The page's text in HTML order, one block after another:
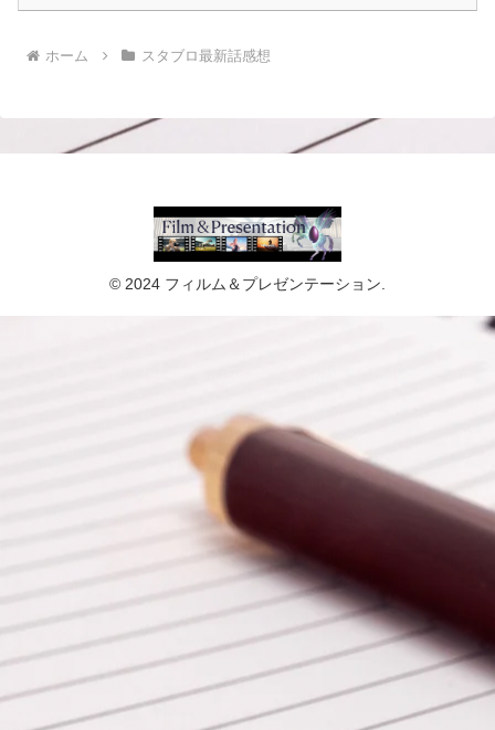
ホーム スタブロ最新話感想
© 2024 フィルム＆プレゼンテーション.